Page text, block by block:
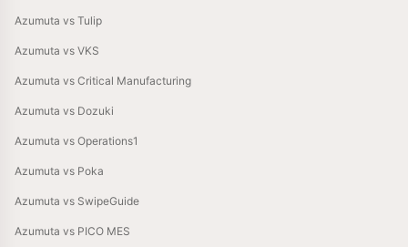
Azumuta vs Tulip
Azumuta vs VKS
Azumuta vs Critical Manufacturing
Azumuta vs Dozuki
Azumuta vs Operations1
Azumuta vs Poka
Azumuta vs SwipeGuide
Azumuta vs PICO MES